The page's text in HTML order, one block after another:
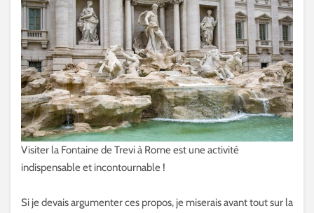
Visiter la Fontaine de Trevi à Rome est une activité
indispensable et incontournable !
Si je devais argumenter ces propos, je miserais avant tout sur la